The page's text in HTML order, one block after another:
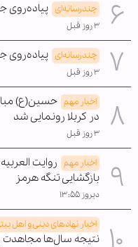
چندرسانه‌ای پیاده‌روی
۳ روز قبل
چندرسانه‌ای پیاده‌روی
۳ روز قبل
اخبار مهم حسین(ع)
در کربلا رونمایی شد
۳ روز قبل
اخبار مهم روایت
بازگشایی تنگه هرمز
دیروز ۱۳:۵۵
اخبار نهادهای دینی و اهل
نتیجه سال‌ها مجاهدت